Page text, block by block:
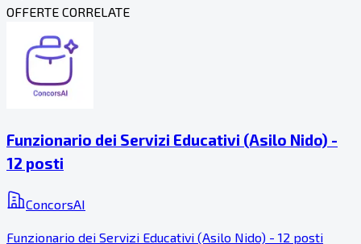
OFFERTE CORRELATE
Funzionario dei Servizi Educativi (Asilo Nido) -
12 posti
ConcorsAI
Funzionario dei Servizi Educativi (Asilo Nido) - 12 posti